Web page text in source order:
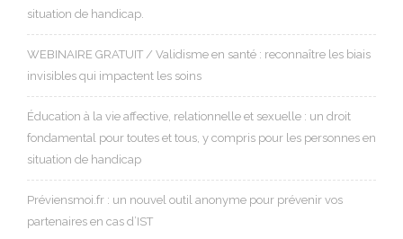
situation de handicap.
WEBINAIRE GRATUIT / Validisme en santé : reconnaître les biais
invisibles qui impactent les soins
Éducation à la vie affective, relationnelle et sexuelle : un droit
fondamental pour toutes et tous, y compris pour les personnes en
situation de handicap
Préviensmoi.fr : un nouvel outil anonyme pour prévenir vos
partenaires en cas d’IST